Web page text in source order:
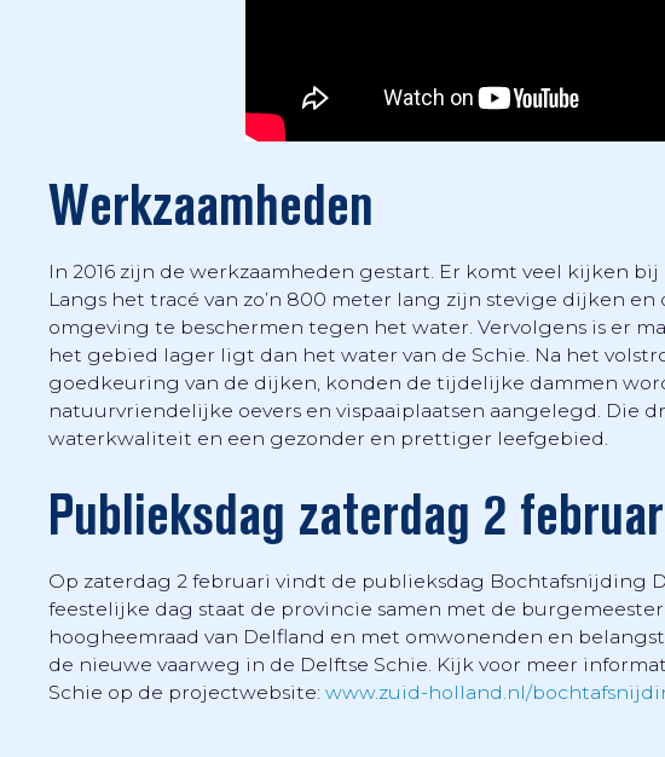
Werkzaamheden
In 2016 zijn de werkzaamheden gestart. Er komt veel kijken
Langs het tracé van zo’n 800 meter lang zijn stevige dijken
omgeving te beschermen tegen het water. Vervolgens is er
het gebied lager ligt dan het water van de Schie. Na het
goedkeuring van de dijken, konden de tijdelijke dammen
natuurvriendelijke oevers en vispaaiplaatsen aangelegd. Die
waterkwaliteit en een gezonder en prettiger leefgebied.
Publieksdag zaterdag 2
Op zaterdag 2 februari vindt de publieksdag Bochtafsnijding
feestelijke dag staat de provincie samen met de
hoogheemraad van Delfland en met omwonenden en
de nieuwe vaarweg in de Delftse Schie. Kijk voor meer
Schie op de projectwebsite: www.zuid-holland.nl/